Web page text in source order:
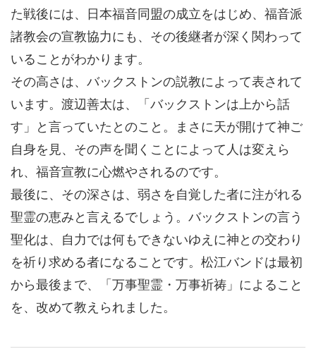
た戦後には、日本福音同盟の成立をはじめ、福音派
諸教会の宣教協力にも、その後継者が深く関わって
いることがわかります。
その高さは、バックストンの説教によって表されて
います。渡辺善太は、「バックストンは上から話
す」と言っていたとのこと。まさに天が開けて神ご
自身を見、その声を聞くことによって人は変えら
れ、福音宣教に心燃やされるのです。
最後に、その深さは、弱さを自覚した者に注がれる
聖霊の恵みと言えるでしょう。バックストンの言う
聖化は、自力では何もできないゆえに神との交わり
を祈り求める者になることです。松江バンドは最初
から最後まで、「万事聖霊・万事祈祷」によること
を、改めて教えられました。